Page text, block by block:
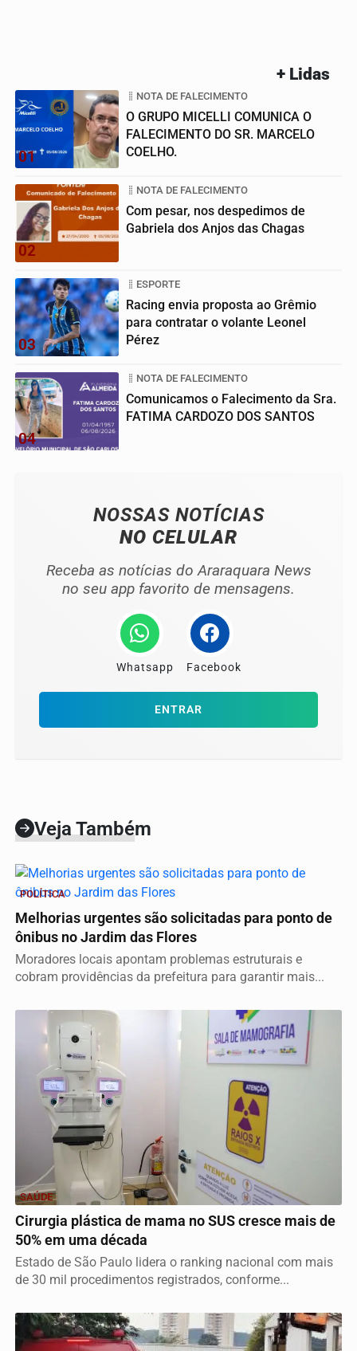
+ Lidas
01
NOTA DE FALECIMENTO
O GRUPO MICELLI COMUNICA O
FALECIMENTO DO SR. MARCELO
COELHO.
02
NOTA DE FALECIMENTO
Com pesar, nos despedimos de
Gabriela dos Anjos das Chagas
03
ESPORTE
Racing envia proposta ao Grêmio
para contratar o volante Leonel
Pérez
04
NOTA DE FALECIMENTO
Comunicamos o Falecimento da Sra.
FATIMA CARDOZO DOS SANTOS
NOSSAS NOTÍCIAS
NO CELULAR
Receba as notícias do Araraquara News
no seu app favorito de mensagens.
Whatsapp Facebook
ENTRAR
Veja Também
POLÍTICA
Melhorias urgentes são solicitadas para ponto de
ônibus no Jardim das Flores
Moradores locais apontam problemas estruturais e
cobram providências da prefeitura para garantir mais...
SAÚDE
Cirurgia plástica de mama no SUS cresce mais de
50% em uma década
Estado de São Paulo lidera o ranking nacional com mais
de 30 mil procedimentos registrados, conforme...